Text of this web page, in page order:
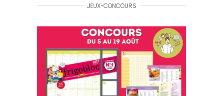
JEUX-CONCOURS